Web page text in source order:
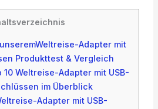
Adapter mit
Produkttest & Vergleich
10 Weltreise-Adapter mit USB-
im Überblick
Adapter mit USB-